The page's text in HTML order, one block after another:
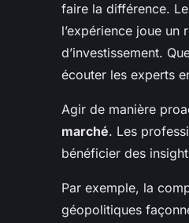
faire la différence.
l’expérience joue un
d’investissement.
écouter les experts
Agir de manière
marché. Les
bénéficier des
Par exemple, la
géopolitiques